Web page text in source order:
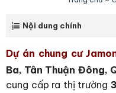
Nội dung chính
Dự án chung cư
Ba, Tân Thuận Đông,
cung cấp ra thị trường